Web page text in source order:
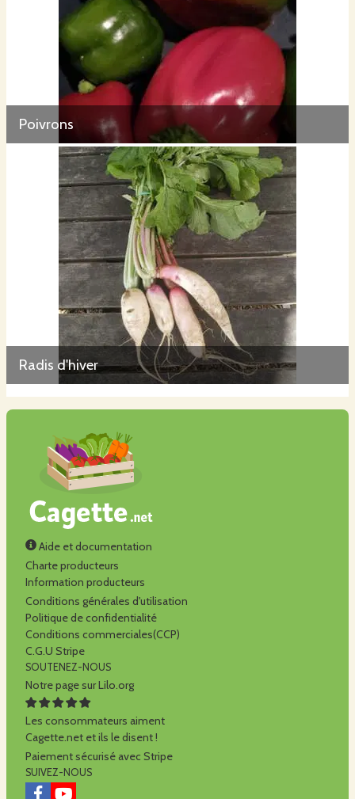
Poivrons
Radis d'hiver
Aide et documentation
Charte producteurs
Information producteurs
Conditions générales d'utilisation
Politique de confidentialité
Conditions commerciales(CCP)
C.G.U Stripe
SOUTENEZ-NOUS
Notre page sur Lilo.org
Les consommateurs aiment
Cagette.net et ils le disent !
Paiement sécurisé avec Stripe
SUIVEZ-NOUS